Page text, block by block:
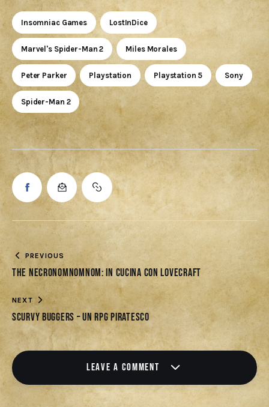
Insomniac Games LostInDice
Marvel's Spider-Man 2 Miles Morales
Peter Parker Playstation Playstation 5 Sony
Spider-Man 2
PREVIOUS
The Necronomnomnom: in cucina con Lovecraft
NEXT
Scurvy Buggers – Un RPG piratesco
LEAVE A COMMENT